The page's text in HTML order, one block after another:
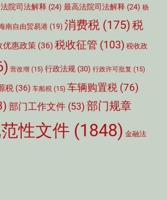
院司法解释 (24) 最高法院司法解释 (24) 杨
南自由贸易港 (19) 消费税 (175)税
优惠政策 (36) 税收征管 (103) 税收政
营改增 (15) 行政法规 (30) 行政许可批复 (15)
税 (36) 车船税 (15) 车辆购置税 (76)
部门工作文件 (53) 部门规章
性文件 (1848) 金融法